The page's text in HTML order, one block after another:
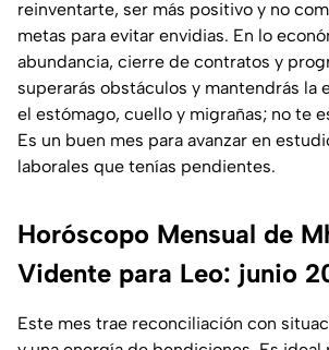
reinventarte, ser más positivo y no
metas para evitar envidias. En lo
abundancia, cierre de contratos y
superarás obstáculos y mantendrás la
el estómago, cuello y migrañas; no te
Es un buen mes para avanzar en
laborales que tenías pendientes.
Horóscopo Mensual de
Vidente para Leo: junio
Este mes trae reconciliación con